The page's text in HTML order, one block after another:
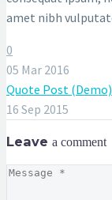
amet nibh
0
05 Mar 2016
Quote Post (Demo)
16 Sep 2015
Leave a comment